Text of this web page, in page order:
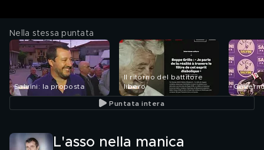
Nella stessa puntata
Salvini: la proposta
Il ritorno del battitore
libero
Puntata intera
L'asso nella manica